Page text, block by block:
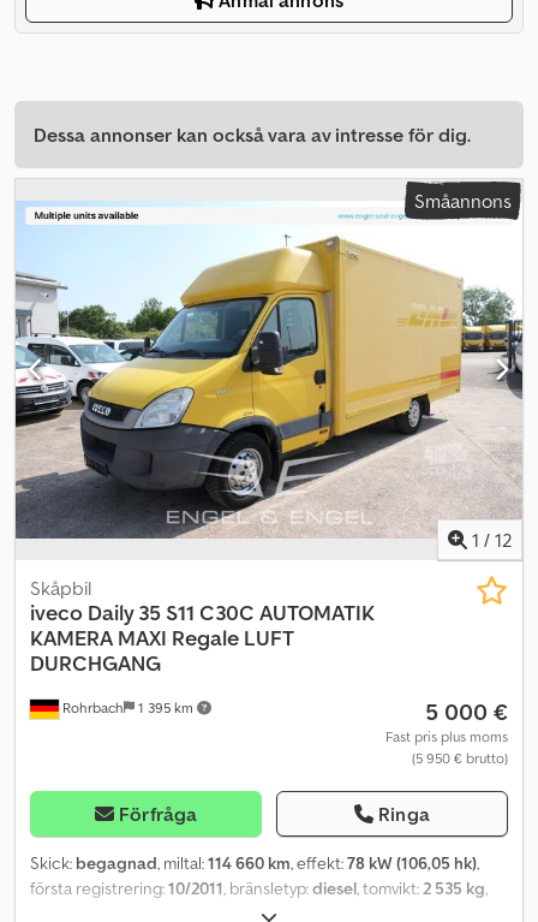
Dessa annonser kan också vara av intresse för dig.
Småannons
1 / 12
Rohrbach 1 395 km
Skåpbil
iveco Daily 35 S11 C30C AUTOMATIK
KAMERA MAXI Regale LUFT
DURCHGANG
5 000 €
Fast pris plus moms
(5 950 € brutto)
Förfråga Ringa
Skick: begagnad, miltal:114 660 km, effekt:78 kW (106,05 hk),
första registrering:10/2011 , bränsletyp:diesel , tomvikt: 2 535 kg
, totalvikt:3 500 kg